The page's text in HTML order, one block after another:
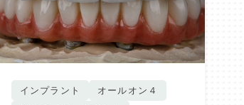
インプラント
オールオン４